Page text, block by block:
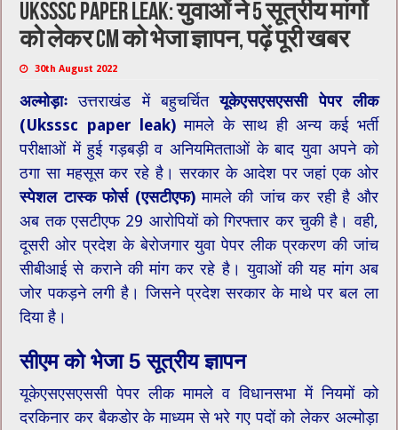
Uksssc paper leak: युवाओं ने 5 सूत्रीय मांगों
को लेकर CM को भेजा ज्ञापन, पढ़ें पूरी खबर
30th August 2022
अल्मोड़ाः उत्तराखंड में बहुचर्चितयूकेएसएसएससी पेपर लीक
(Uksssc paper leak) मामले के साथ ही अन्य कई भर्ती
परीक्षाओं में हुई गड़बड़ी व अनियमितताओं के बाद युवा अपने को
ठगा सा महसूस कर रहे है। सरकार के आदेश पर जहां एक ओर
स्पेशल टास्क फोर्स (एसटीएफ)मामले की जांच कर रही है और
अब तक एसटीएफ 29 आरोपियों को गिरफ्तार कर चुकी है। वही,
दूसरी ओर प्रदेश के बेरोजगार युवा पेपर लीक प्रकरण की जांच
सीबीआई से कराने की मांग कर रहे है। युवाओं की यह मांग अब
जोर पकड़ने लगी है। जिसने प्रदेश सरकार के माथे पर बल ला
दिया है।
सीएम को भेजा 5 सूत्रीय ज्ञापन
यूकेएसएसएससी पेपर लीक मामले व विधानसभा में नियमों को
दरकिनार कर बैकडोर के माध्यम से भरे गए पदों को लेकर अल्मोड़ा